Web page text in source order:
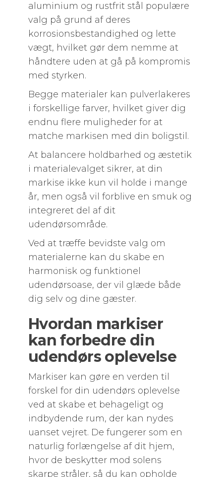
aluminium og rustfrit stål populære
valg på grund af deres
korrosionsbestandighed og lette
vægt, hvilket gør dem nemme at
håndtere uden at gå på kompromis
med styrken.
Begge materialer kan pulverlakeres
i forskellige farver, hvilket giver dig
endnu flere muligheder for at
matche markisen med din boligstil.
At balancere holdbarhed og æstetik
i materialevalget sikrer, at din
markise ikke kun vil holde i mange
år, men også vil forblive en smuk og
integreret del af dit
udendørsområde.
Ved at træffe bevidste valg om
materialerne kan du skabe en
harmonisk og funktionel
udendørsoase, der vil glæde både
dig selv og dine gæster.
Hvordan markiser
kan forbedre din
udendørs oplevelse
Markiser kan gøre en verden til
forskel for din udendørs oplevelse
ved at skabe et behageligt og
indbydende rum, der kan nydes
uanset vejret. De fungerer som en
naturlig forlængelse af dit hjem,
hvor de beskytter mod solens
skarpe stråler, så du kan opholde